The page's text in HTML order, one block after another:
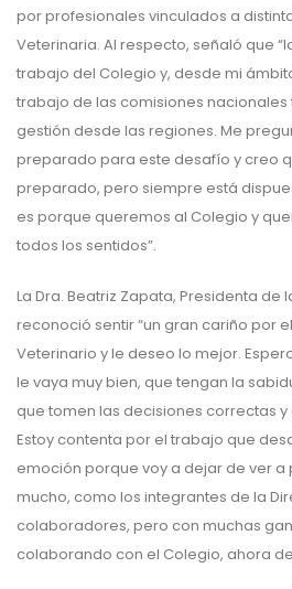
por profesionales vinculados a
Veterinaria. Al respecto, señaló que
trabajo del Colegio y, desde mi
trabajo de las comisiones
gestión desde las regiones. Me
preparado para este desafío y creo
preparado, pero siempre está
es porque queremos al Colegio y
todos los sentidos”.
La Dra. Beatriz Zapata, Presidenta de
reconoció sentir “un gran cariño por
Veterinario y le deseo lo mejor.
le vaya muy bien, que tengan la
que tomen las decisiones correctas
Estoy contenta por el trabajo que
emoción porque voy a dejar de ver a
mucho, como los integrantes de la
colaboradores, pero con muchas
colaborando con el Colegio, ahora